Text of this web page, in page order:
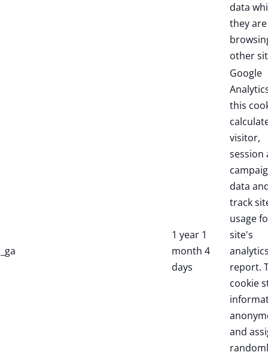
data
they are
other
_ga
1 year 1
month 4
days
Google
this
visitor,
session
data
track
usage
site's
report.
cookie
and